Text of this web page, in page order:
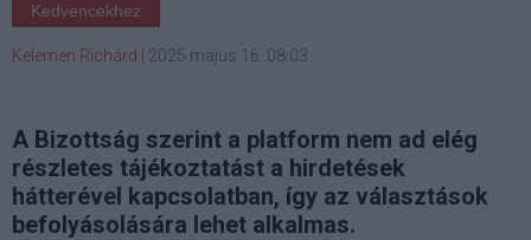
Kedvencekhez
Kelemen Richárd 2025 május 16. 08:03
A Bizottság szerint a platform nem ad elég
részletes tájékoztatást a hirdetések
hátterével kapcsolatban, így az választások
befolyásolására lehet alkalmas.